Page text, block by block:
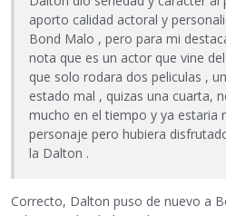
aporto calidad actoral y
Bond Malo , pero para mi
nota que es un actor que vine
que solo rodara dos peliculas ,
estado mal , quizas una cuarta,
mucho en el tiempo y ya estaria
personaje pero hubiera
la Dalton .
Correcto, Dalton puso de nuevo a